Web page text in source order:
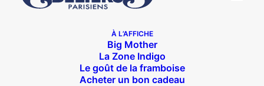
À L’AFFICHE
Big Mother
La Zone Indigo
Le goût de la framboise
Acheter un bon cadeau
NL-PARTAGE_FB
NL-PARTAGE_FB NL-PARTAGE_FB